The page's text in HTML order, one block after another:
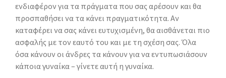
ενδιαφέρον για τα πράγματα που σας αρέσουν και θα
προσπαθήσει να τα κάνει πραγματικότητα. Αν
καταφέρει να σας κάνει ευτυχισμένη, θα αισθάνεται πιο
ασφαλής με τον εαυτό του και με τη σχέση σας. Όλα
όσα κάνουν οι άνδρες τα κάνουν για να εντυπωσιάσουν
κάποια γυναίκα – γίνετε αυτή η γυναίκα.